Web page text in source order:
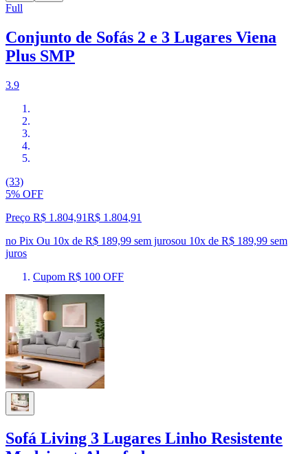
Full
Conjunto de Sofás 2 e 3 Lugares Viena
Plus SMP
3.9
(33)
5% OFF
Preço R$ 1.804,91R$ 1.804,91
no Pix Ou 10x de R$ 189,99 sem jurosou 10x de R$ 189,99 sem
juros
Cupom R$ 100 OFF
Sofá Living 3 Lugares Linho Resistente